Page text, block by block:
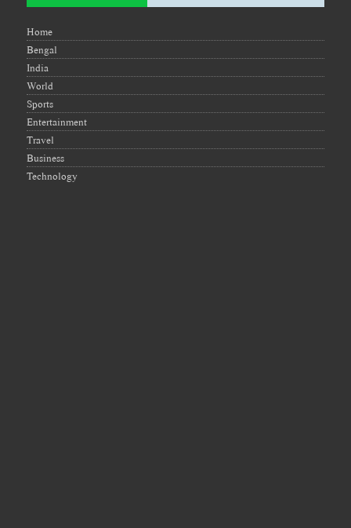
Home
Bengal
India
World
Sports
Entertainment
Travel
Business
Technology